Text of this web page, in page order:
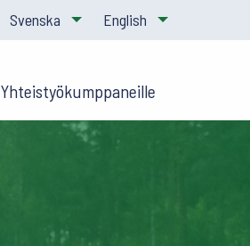
Svenska English
Yhteistyökumppaneille